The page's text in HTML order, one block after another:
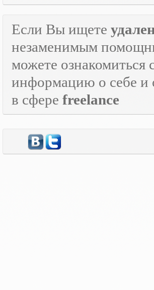
Если Вы ищете
незаменимым
можете
информацию о себе и
в сфере freelance